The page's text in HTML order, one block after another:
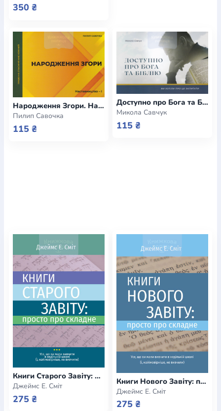
350 ₴
Народження Згори. Наставництво - І
Пилип Савочка
115 ₴
Доступно про Бога та Біблію. Наставництво - 0
Микола Савчук
115 ₴
Книги Старого Завіту: просто про складне
Джеймс Е. Сміт
275 ₴
Книги Нового Завіту: просто про складне
Джеймс Е. Сміт
275 ₴